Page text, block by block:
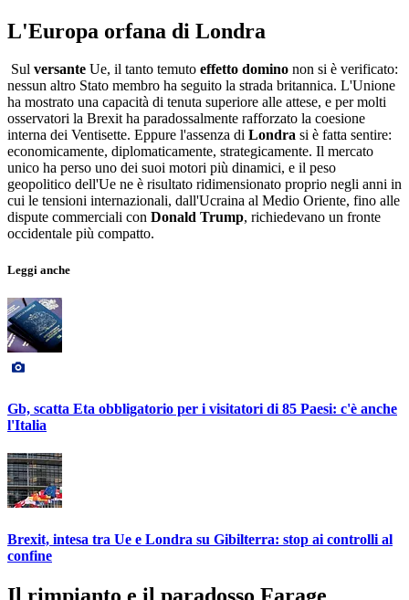
L'Europa orfana di Londra
Sul versante Ue, il tanto temuto effetto domino non si è verificato:
nessun altro Stato membro ha seguito la strada britannica. L'Unione
ha mostrato una capacità di tenuta superiore alle attese, e per molti
osservatori la Brexit ha paradossalmente rafforzato la coesione
interna dei Ventisette. Eppure l'assenza di Londra si è fatta sentire:
economicamente, diplomaticamente, strategicamente. Il mercato
unico ha perso uno dei suoi motori più dinamici, e il peso
geopolitico dell'Ue ne è risultato ridimensionato proprio negli anni in
cui le tensioni internazionali, dall'Ucraina al Medio Oriente, fino alle
dispute commerciali con Donald Trump, richiedevano un fronte
occidentale più compatto.
Leggi anche
Gb, scatta Eta obbligatorio per i visitatori di 85 Paesi: c'è anche
l'Italia
Brexit, intesa tra Ue e Londra su Gibilterra: stop ai controlli al
confine